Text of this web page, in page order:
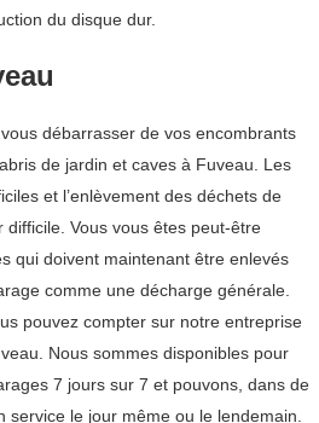
du disque dur.
débarrasser de vos encombrants
de jardin et caves à Fuveau. Les
et l’enlèvement des déchets de
difficile. Vous vous êtes peut-être
qui doivent maintenant être enlevés
comme une décharge générale.
pouvez compter sur notre entreprise
Nous sommes disponibles pour
7 jours sur 7 et pouvons, dans de
service le jour même ou le lendemain.